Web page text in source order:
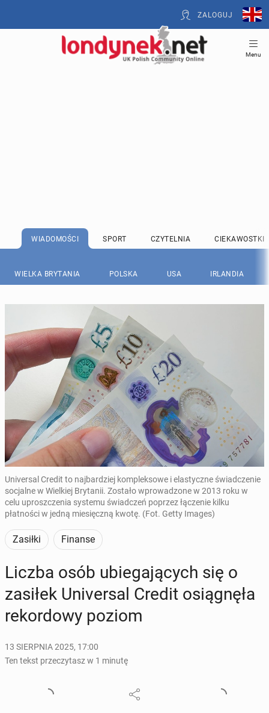
ZALOGUJ
Menu
WIADOMOŚCI SPORT CZYTELNIA CIEKAWOSTKI
WIELKA BRYTANIA POLSKA USA IRLANDIA
Universal Credit to najbardziej kompleksowe i elastyczne świadczenie
socjalne w Wielkiej Brytanii. Zostało wprowadzone w 2013 roku w
celu uproszczenia systemu świadczeń poprzez łączenie kilku
płatności w jedną miesięczną kwotę. (Fot. Getty Images)
Zasiłki Finanse
Liczba osób ubie­ga­ją­cych się o
zasiłek Uni­ver­sal Credit osią­gnę­ła
re­kor­do­wy poziom
13 SIERPNIA 2025, 17:00
Ten tekst przeczytasz w 1 minutę